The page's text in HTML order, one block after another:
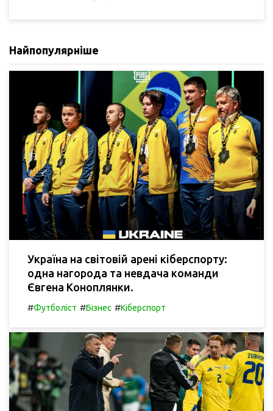
Найпопулярніше
Україна на світовій арені кіберспорту:
одна нагорода та невдача команди
Євгена Коноплянки.
#Футболіст #Бізнес #Кіберспорт